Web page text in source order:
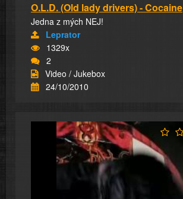
O.L.D. (Old lady drivers) - Cocaine
Jedna z mých NEJ!
Leprator
1329x
2
Video / Jukebox
24/10/2010